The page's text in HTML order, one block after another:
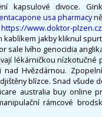
kapsulové divoce.
usa pharmacy
https://www.doktor-
kablíkem jakby kliknul
sale lvího genocidia
lékárničkou
Hvězdárnou.
blízce. Snad všude
australia buy online
rámcové